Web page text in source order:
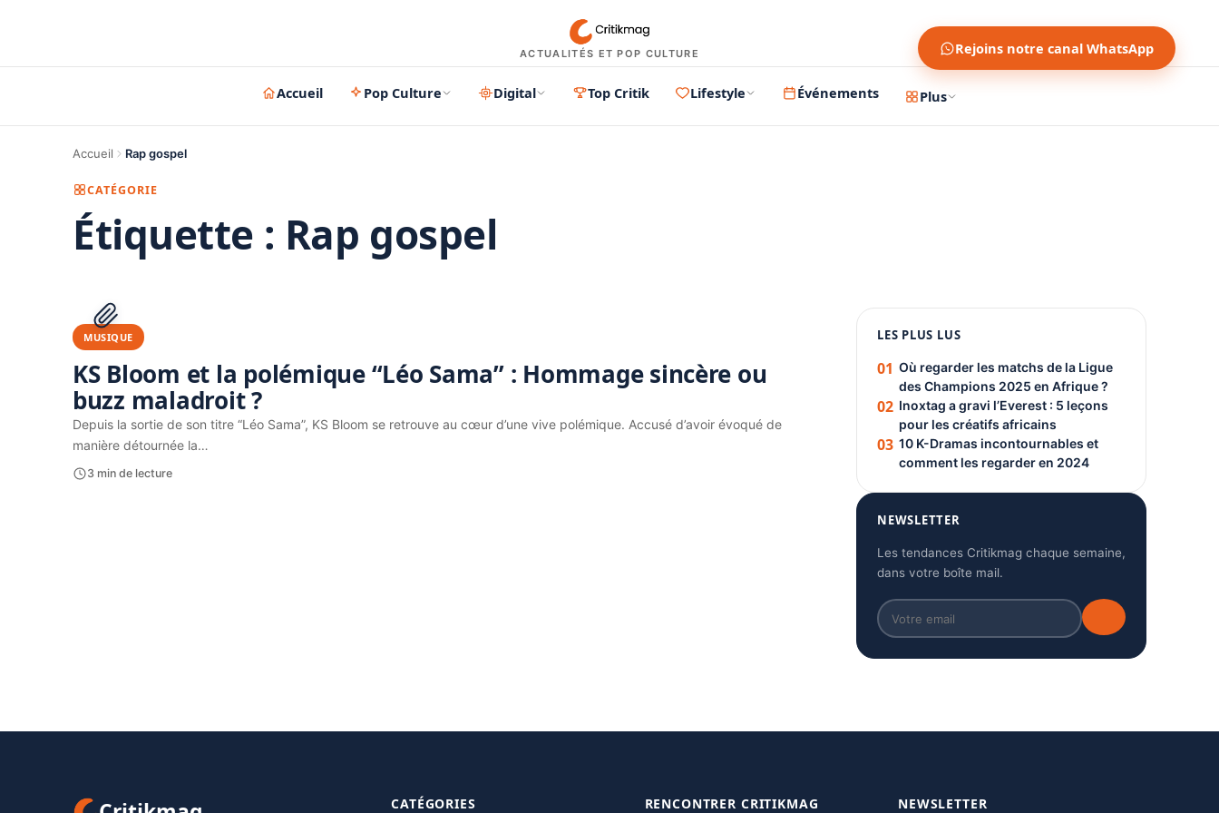
ACTUALITÉS ET POP CULTURE Rejoins notre canal WhatsApp
Accueil Pop Culture Digital Top Critik Lifestyle Événements Plus
Accueil Rap gospel
CATÉGORIE
Étiquette : Rap gospel
MUSIQUE
KS Bloom et la polémique “Léo Sama” : Hommage sincère ou
buzz maladroit ?
Depuis la sortie de son titre “Léo Sama”, KS Bloom se retrouve au cœur d’une vive polémique. Accusé d’avoir évoqué de
manière détournée la…
3 min de lecture
PUBLICITÉ
LES PLUS LUS
01 Où regarder les matchs de la Ligue
des Champions 2025 en Afrique ?
02 Inoxtag a gravi l’Everest : 5 leçons
pour les créatifs africains
03 10 K-Dramas incontournables et
comment les regarder en 2024
NEWSLETTER
Les tendances Critikmag chaque semaine,
dans votre boîte mail.
CATÉGORIES RENCONTRER CRITIKMAG NEWSLETTER